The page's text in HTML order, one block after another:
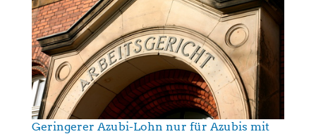
Geringerer Azubi-Lohn nur für Azubis mit